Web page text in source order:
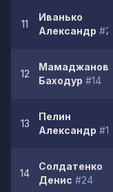
11
Иванько
Александр #23
12
Мамаджанов
Баходур #14
13
Пелин
Александр #18
14
Солдатенко
Денис #24